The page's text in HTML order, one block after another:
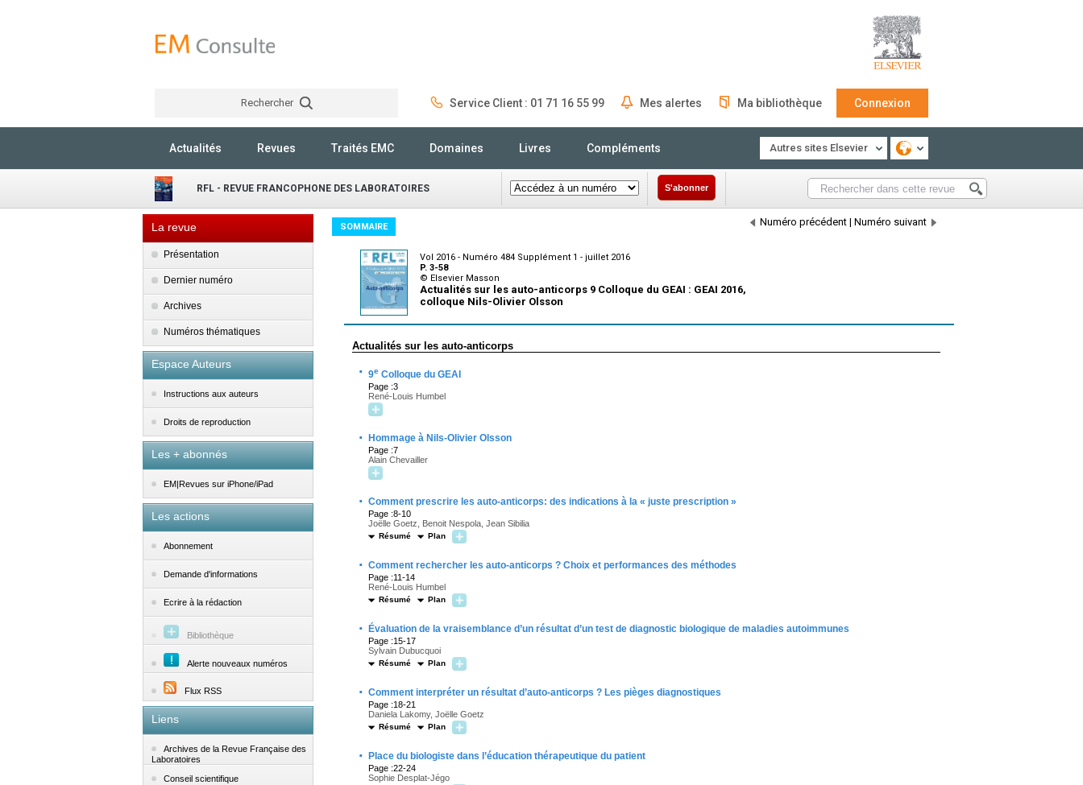
Rechercher Service Client : 01 71 16 55 99 Mes alertes Ma bibliothèque Connexion
Actualités Revues Traités EMC Domaines Livres Compléments Autres sites Elsevier
RFL - REVUE FRANCOPHONE DES LABORATOIRES S'abonner
La revue
Présentation
Dernier numéro
Archives
Numéros thématiques
Espace Auteurs
Instructions aux auteurs
Droits de reproduction
Les + abonnés
EM|Revues sur iPhone/iPad
Les actions
Abonnement
Demande d'informations
Ecrire à la rédaction
Bibliothèque
Alerte nouveaux numéros
Flux RSS
Liens
Archives de la Revue Française des
Laboratoires
Conseil scientifique
SOMMAIRE Numéro précédent | Numéro suivant
Vol 2016 - Numéro 484 Supplément 1 - juillet 2016
P. 3-58
© Elsevier Masson
Actualités sur les auto-anticorps 9 Colloque du GEAI : GEAI 2016,
colloque Nils-Olivier Olsson
Actualités sur les auto-anticorps
· 9e Colloque du GEAI
Page :3
René-Louis Humbel
· Hommage à Nils-Olivier Olsson
Page :7
Alain Chevailler
· Comment prescrire les auto-anticorps: des indications à la « juste prescription »
Page :8-10
Joëlle Goetz, Benoit Nespola, Jean Sibilia
Résumé Plan
· Comment rechercher les auto-anticorps ? Choix et performances des méthodes
Page :11-14
René-Louis Humbel
Résumé Plan
· Évaluation de la vraisemblance d’un résultat d’un test de diagnostic biologique de maladies autoimmunes
Page :15-17
Sylvain Dubucquoi
Résumé Plan
· Comment interpréter un résultat d’auto-anticorps ? Les pièges diagnostiques
Page :18-21
Daniela Lakomy, Joëlle Goetz
Résumé Plan
· Place du biologiste dans l’éducation thérapeutique du patient
Page :22-24
Sophie Desplat-Jégo